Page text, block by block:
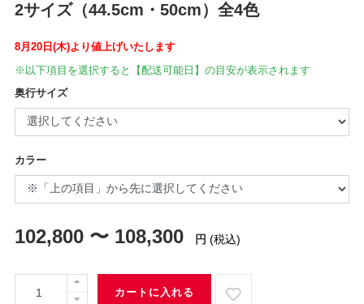
2サイズ（44.5cm・50cm）全4色
8月20日(木)より値上げいたします
※以下項目を選択すると【配送可能日】の目安が表示されます
奥行サイズ
カラー
102,800 〜 108,300 円 (税込)
カートに入れる